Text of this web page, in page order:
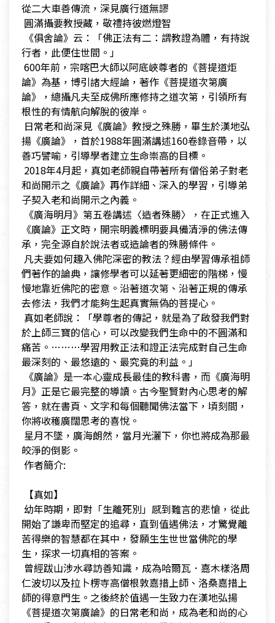
從二大車善傳流，深見廣行道無謬
​ 圓滿攝要教授藏，敬禮持彼燃燈智
​ 《俱舍論》云：「佛正法有二：謂教證為體，有持說
行者，此便住世間。」
​ 600年前，宗喀巴大師以阿底峽尊者的《菩提道炬
論》為基，博引諸大經論，著作《菩提道次第廣
論》，總攝凡夫至成佛所應修持之道次第，引領所有
根性的有情航向解脫的彼岸。
​ 日常老和尚深見《廣論》教授之殊勝，畢生於漢地弘
揚《廣論》，首於1988年圓滿講述160卷錄音帶，以
善巧譬喻，引導學者建立生命崇高的目標。
​ 2018年4月起，真如老師親自帶著所有僧俗弟子對老
和尚開示之《廣論》再作詳細、深入的學習，引導弟
子契入老和尚開示之內義。
​ 《廣海明月》第五卷講述〈造者殊勝〉，在正式進入
《廣論》正文時，開宗明義標明要具備清淨的佛法傳
承，完全源自於說法者或造論者的殊勝條件。
​ 凡夫要如何趣入佛陀深密的教法？經由學習傳承祖師
們著作的論典，讓修學者可以延著更細密的階梯，慢
慢地靠近佛陀的密意。沿著道次第、沿著正規的傳承
去修法，我們才能夠生起真實無偽的菩提心。
​ 真如老師說：「學尊者的傳記，就是為了啟發我們對
於上師三寶的信心，可以改變我們生命中的不圓滿和
痛苦。………學習用教正法和證正法完成對自己生命
最深刻的、最悠遠的、最究竟的利益。」
​ 《廣論》是一本心靈成長最佳的教科書，而《廣海明
月》正是它最完整的導讀。古今聖賢對內心思考的解
答，就在書頁、文字和每個聽聞佛法當下，頃刻間，
你將收穫廣闊思考的喜悅。
​ 星月不墜，廣海朗然，當月光灑下，你也將成為那最
皎淨的倒影。
​ 作者簡介:
​ 【真如】
​ 幼年時期，即對「生離死別」感到難言的悲愴，從此
開始了謙卑而堅定的追尋，直到值遇佛法，才驚覺離
苦得樂的智慧都在其中，發願生生世世當佛陀的學
生，探求一切真相的答案。
​ 曾經跋山涉水尋訪善知識，成為哈爾瓦．嘉木樣洛周
仁波切以及拉卜楞寺高僧根敦嘉措上師、洛桑嘉措上
師的得意門生。之後終於值遇一生致力在漢地弘揚
《菩提道次第廣論》的日常老和尚，成為老和尚的心